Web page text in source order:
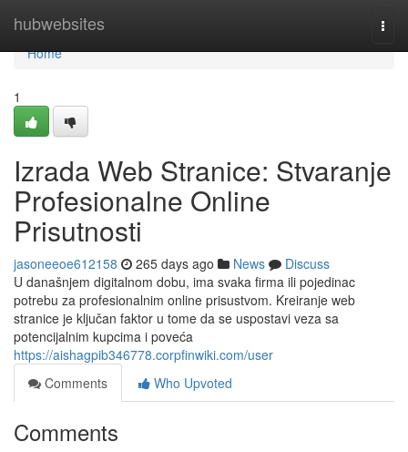
hubwebsites
Home
Home
1
Izrada Web Stranice: Stvaranje
Profesionalne Online
Prisutnosti
jasoneeoe612158 265 days ago News
Discuss
U današnjem digitalnom dobu, ima svaka firma ili pojedinac
potrebu za profesionalnim online prisustvom. Kreiranje web
stranice je ključan faktor u tome da se uspostavi veza sa
potencijalnim kupcima i poveća
https://aishagpib346778.corpfinwiki.com/user
Comments
Who Upvoted
Comments